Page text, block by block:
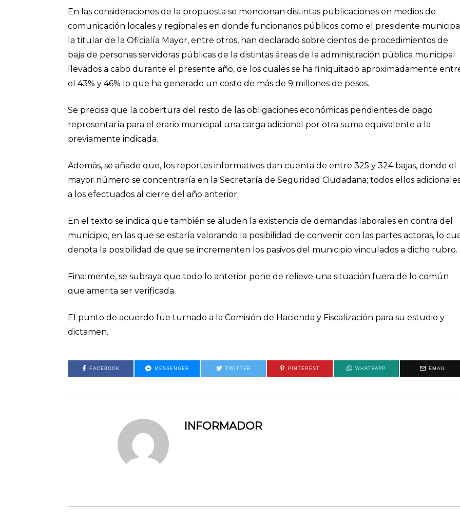
En las consideraciones de la propuesta se mencionan distintas publicaciones en medios de
comunicación locales y regionales en donde funcionarios públicos como el presidente
la titular de la Oficialía Mayor, entre otros, han declarado sobre cientos de procedimientos de
baja de personas servidoras públicas de la distintas áreas de la administración pública municipal
llevados a cabo durante el presente año, de los cuales se ha finiquitado aproximadamente
el 43% y 46% lo que ha generado un costo de más de 9 millones de pesos.
Se precisa que la cobertura del resto de las obligaciones económicas pendientes de pago
representaría para el erario municipal una carga adicional por otra suma equivalente a la
previamente indicada.
Además, se añade que, los reportes informativos dan cuenta de entre 325 y 324 bajas, donde el
mayor número se concentraría en la Secretaría de Seguridad Ciudadana; todos ellos
a los efectuados al cierre del año anterior.
En el texto se indica que también se aluden la existencia de demandas laborales en contra del
municipio, en las que se estaría valorando la posibilidad de convenir con las partes actoras, lo
denota la posibilidad de que se incrementen los pasivos del municipio vinculados a dicho rubro.
Finalmente, se subraya que todo lo anterior pone de relieve una situación fuera de lo común
que amerita ser verificada.
El punto de acuerdo fue turnado a la Comisión de Hacienda y Fiscalización para su estudio y
dictamen.
FACEBOOK MESSENGER TWITTER PINTEREST WHATSAPP EMAIL
INFORMADOR